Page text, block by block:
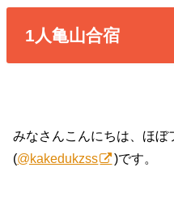
1人亀山合宿
みなさんこんにちは、ほぼ
(@kakedukzss )です。